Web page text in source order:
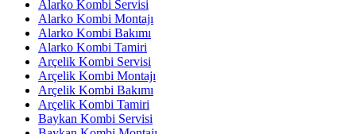
Alarko Kombi Servisi
Alarko Kombi Montajı
Alarko Kombi Bakımı
Alarko Kombi Tamiri
Arçelik Kombi Servisi
Arçelik Kombi Montajı
Arçelik Kombi Bakımı
Arçelik Kombi Tamiri
Baykan Kombi Servisi